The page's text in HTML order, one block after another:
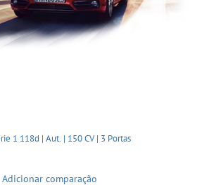
1 118d | Aut. | 150 CV | 3 Portas
Adicionar comparação